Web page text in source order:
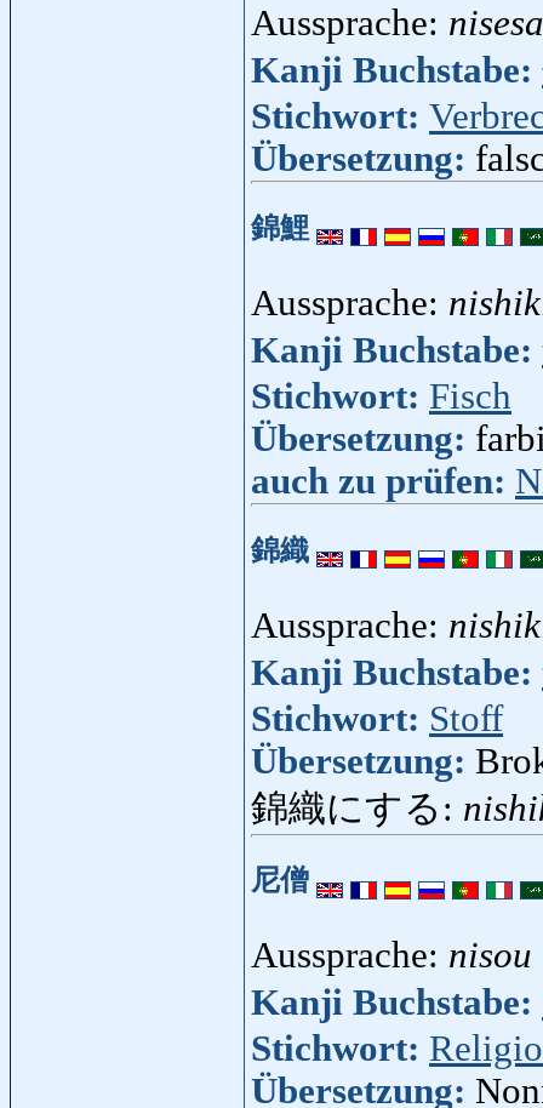
Aussprache:
Kanji Buchstabe:
Stichwort:
Übersetzung:
錦鯉
Aussprache:
Kanji Buchstabe:
Stichwort: Fisch
Übersetzung:
auch zu prüfen:
錦織
Aussprache:
Kanji Buchstabe:
Stichwort: Stoff
Übersetzung:
錦織にする:
尼僧
Aussprache: nisou
Kanji Buchstabe:
Stichwort:
Übersetzung: